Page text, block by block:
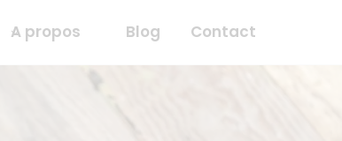
A propos Blog Contact